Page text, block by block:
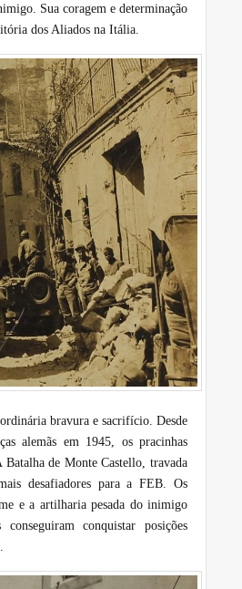
Sua coragem e determinação
dos Aliados na Itália.
bravura e sacrifício. Desde
alemãs em 1945, os pracinhas
Batalha de Monte Castello, travada
desafiadores para a FEB. Os
e a artilharia pesada do inimigo
conquistar posições